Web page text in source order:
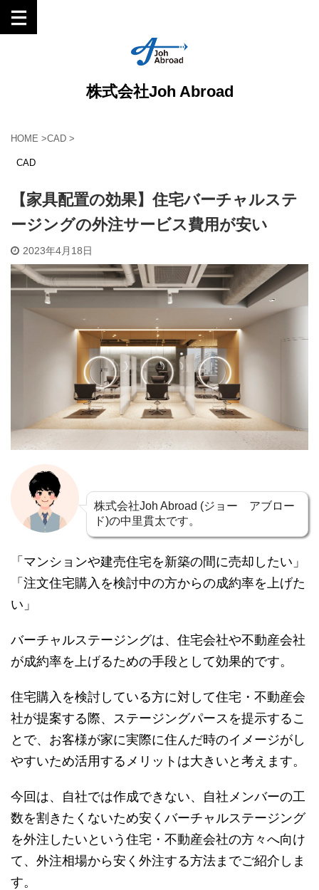
株式会社Joh Abroad
HOME >CAD >
CAD
【家具配置の効果】住宅バーチャルステ
ージングの外注サービス費用が安い
2023年4月18日
株式会社Joh Abroad (ジョー アブロー
ド)の中里貫太です。
「マンションや建売住宅を新築の間に売却したい」
「注文住宅購入を検討中の方からの成約率を上げた
い」
バーチャルステージングは、住宅会社や不動産会社
が成約率を上げるための手段として効果的です。
住宅購入を検討している方に対して住宅・不動産会
社が提案する際、ステージングパースを提示するこ
とで、お客様が家に実際に住んだ時のイメージがし
やすいため活用するメリットは大きいと考えます。
今回は、自社では作成できない、自社メンバーの工
数を割きたくないため安くバーチャルステージング
を外注したいという住宅・不動産会社の方々へ向け
て、外注相場から安く外注する方法までご紹介しま
す。